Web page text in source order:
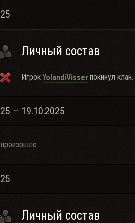
Личный состав
Игрок YolandiVisser покинул клан.
– 19.10.2025
Личный состав